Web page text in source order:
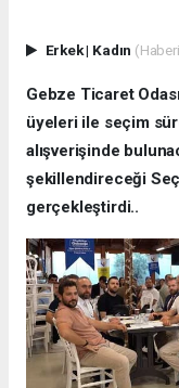
Erkek| Kadın
Gebze Ticaret
üyeleri ile seçim
alışverişinde
şekillendireceği
gerçekleştirdi..